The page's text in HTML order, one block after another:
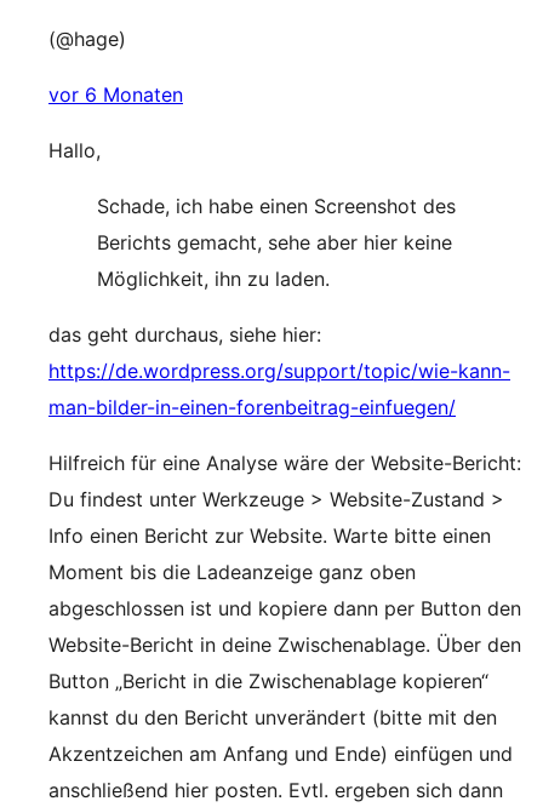
(@hage)
vor 6 Monaten
Hallo,
Schade, ich habe einen Screenshot des
Berichts gemacht, sehe aber hier keine
Möglichkeit, ihn zu laden.
das geht durchaus, siehe hier:
https://de.wordpress.org/support/topic/wie-kann-
man-bilder-in-einen-forenbeitrag-einfuegen/
Hilfreich für eine Analyse wäre der Website-Bericht:
Du findest unter Werkzeuge > Website-Zustand >
Info einen Bericht zur Website. Warte bitte einen
Moment bis die Ladeanzeige ganz oben
abgeschlossen ist und kopiere dann per Button den
Website-Bericht in deine Zwischenablage. Über den
Button „Bericht in die Zwischenablage kopieren“
kannst du den Bericht unverändert (bitte mit den
Akzentzeichen am Anfang und Ende) einfügen und
anschließend hier posten. Evtl. ergeben sich dann